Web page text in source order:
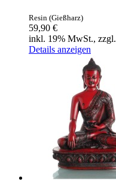
Resin (Gießharz)
59,90 €
inkl. 19% MwSt., zzgl.
Details anzeigen